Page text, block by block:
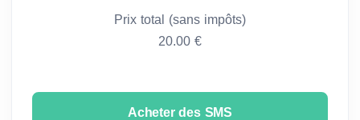
Prix total (sans impôts)
20.00 €
Acheter des SMS